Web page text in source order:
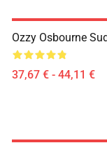
Ozzy Osbourne
37,67 € - 44,11 €